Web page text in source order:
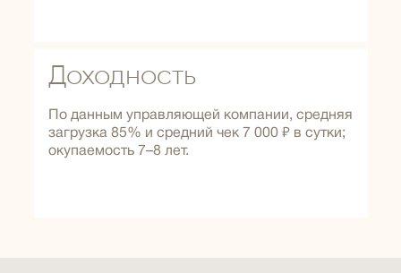
Доходность
По данным управляющей компании, средняя
загрузка 85% и средний чек 7 000 ₽ в сутки;
окупаемость 7–8 лет.